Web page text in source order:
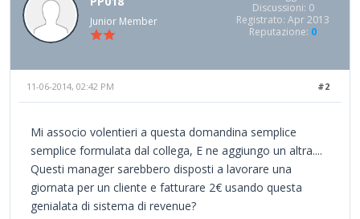
Junior Member
Discussioni: 0
Registrato: Apr 2013
Reputazione: 0
#2
11-06-2014, 02:42 PM
Mi associo volentieri a questa domandina semplice
semplice formulata dal collega, E ne aggiungo un altra....
Questi manager sarebbero disposti a lavorare una
giornata per un cliente e fatturare 2€ usando questa
genialata di sistema di revenue?